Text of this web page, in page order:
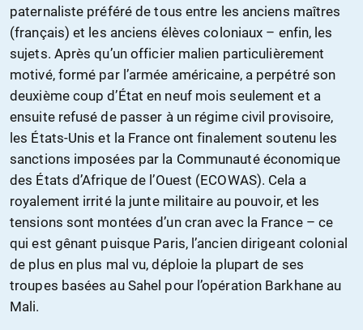
paternaliste préféré de tous entre les anciens maîtres
(français) et les anciens élèves coloniaux – enfin, les
sujets. Après qu’un officier malien particulièrement
motivé, formé par l’armée américaine, a perpétré son
deuxième coup d’État en neuf mois seulement et a
ensuite refusé de passer à un régime civil provisoire,
les États-Unis et la France ont finalement soutenu les
sanctions imposées par la Communauté économique
des États d’Afrique de l’Ouest (ECOWAS). Cela a
royalement irrité la junte militaire au pouvoir, et les
tensions sont montées d’un cran avec la France – ce
qui est gênant puisque Paris, l’ancien dirigeant colonial
de plus en plus mal vu, déploie la plupart de ses
troupes basées au Sahel pour l’opération Barkhane au
Mali.